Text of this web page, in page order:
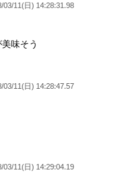
03/11(日) 14:28:31.98
味そう
03/11(日) 14:28:47.57
03/11(日) 14:29:04.19